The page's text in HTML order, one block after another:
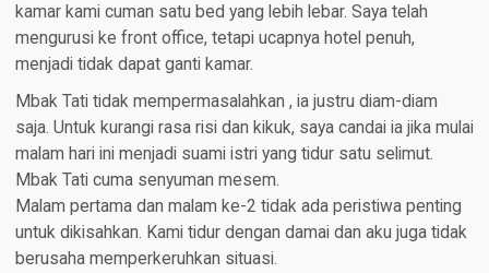
kamar kami cuman satu bed yang lebih lebar. Saya telah
mengurusi ke front office, tetapi ucapnya hotel penuh,
menjadi tidak dapat ganti kamar.
Mbak Tati tidak mempermasalahkan , ia justru diam-diam
saja. Untuk kurangi rasa risi dan kikuk, saya candai ia jika mulai
malam hari ini menjadi suami istri yang tidur satu selimut.
Mbak Tati cuma senyuman mesem.
Malam pertama dan malam ke-2 tidak ada peristiwa penting
untuk dikisahkan. Kami tidur dengan damai dan aku juga tidak
berusaha memperkeruhkan situasi.